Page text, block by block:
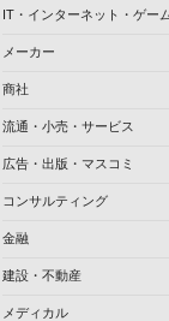
IT・インターネット・ゲー
メーカー
商社
流通・小売・サービス
広告・出版・マスコミ
コンサルティング
金融
建設・不動産
メディカル